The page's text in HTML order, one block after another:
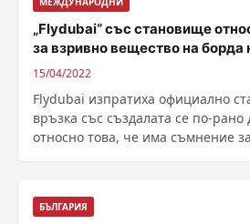
„Flydubai“ със становище
за взривно вещество на борда
15/04/2022
Flydubai изпратиха официално
връзка със създалата се по-рано
относно това, че има съмнение
БЪЛГАРИЯ